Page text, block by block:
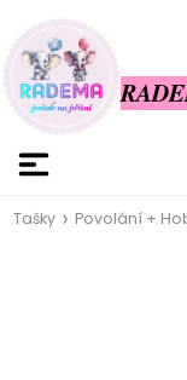
Tašky Povolání +